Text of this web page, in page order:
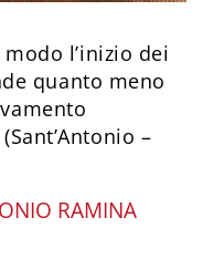
l’inizio dei
quanto meno
–
RAMINA